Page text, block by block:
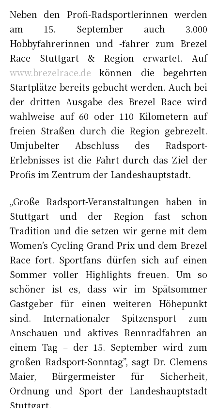
Neben den Profi-Radsportlerinnen werden
am 15. September auch 3.000
Hobbyfahrerinnen und -fahrer zum Brezel
Race Stuttgart & Region erwartet. Auf
www.brezelrace.de können die begehrten
Startplätze bereits gebucht werden. Auch bei
der dritten Ausgabe des Brezel Race wird
wahlweise auf 60 oder 110 Kilometern auf
freien Straßen durch die Region gebrezelt.
Umjubelter Abschluss des Radsport-
Erlebnisses ist die Fahrt durch das Ziel der
Profis im Zentrum der Landeshauptstadt.
„Große Radsport-Veranstaltungen haben in
Stuttgart und der Region fast schon
Tradition und die setzen wir gerne mit dem
Women’s Cycling Grand Prix und dem Brezel
Race fort. Sportfans dürfen sich auf einen
Sommer voller Highlights freuen. Um so
schöner ist es, dass wir im Spätsommer
Gastgeber für einen weiteren Höhepunkt
sind. Internationaler Spitzensport zum
Anschauen und aktives Rennradfahren an
einem Tag – der 15. September wird zum
großen Radsport-Sonntag”, sagt Dr. Clemens
Maier, Bürgermeister für Sicherheit,
Ordnung und Sport der Landeshauptstadt
Stuttgart.